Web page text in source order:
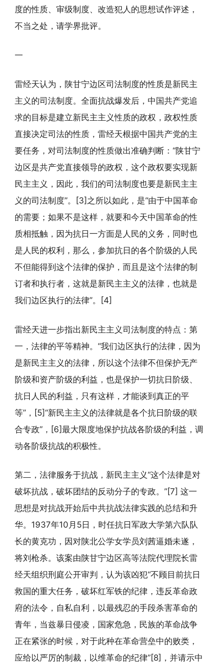
度的性质、审级制度、改造犯人的思想试作评述，
不当之处，请学界批评。
一
雷经天认为，陕甘宁边区司法制度的性质是新民主
主义的司法制度。全面抗战爆发后，中国共产党追
求的目标是建立新民主主义性质的政权，政权性质
直接决定司法的性质，雷经天根据中国共产党的主
要任务，对司法制度的性质做出准确判断：“陕甘宁
边区是共产党直接领导的政权，这个政权要实现新
民主主义，因此，我们的司法制度也要是新民主主
义的司法制度”。[3]之所以如此，是“由于中国革命
的需要；如果不是这样，就要和今天中国革命的性
质相抵触，因为抗日一方面是人民的义务，同时也
是人民的权利，那么，参加抗日的各个阶级的人民
不但能得到这个法律的保护，而且是这个法律的制
订者和执行者，这就是新民主主义的法律，也就是
我们边区执行的法律”。[4]
雷经天进一步指出新民主主义司法制度的特点：第
一，法律的平等精神。“我们边区执行的法律，因为
是新民主主义的法律，所以这个法律不但保护无产
阶级和资产阶级的利益，也是保护一切抗日阶级、
抗日人民的利益，只有这样，才能谈到真正的平
等”，[5]“新民主主义的法律就是各个抗日阶级的联
合专政”，[6]最大限度地保护抗战各阶级的利益，调
动各阶级抗战的积极性。
第二，法律服务于抗战，新民主主义“这个法律是对
破坏抗战，破坏团结的反动分子的专政。”[7] 这一
思想是对抗战开始后中共抗战法律实践的总结和升
华。1937年10月5日，时任抗日军政大学第六队队
长的黄克功，因对陕北公学女学员刘茜逼婚未遂，
将刘枪杀。该案由陕甘宁边区高等法院代理院长雷
经天组织刑庭公开审判，认为该凶犯“不顾目前抗日
救国的重大任务，破坏红军铁的纪律，违反革命政
府的法令，自私自利，以最残忍的手段杀害革命的
青年，当兹暴日侵凌，国家危急，民族的革命战争
正在紧张的时候，对于此种在革命营垒中的败类，
应给以严厉的制裁，以维革命的纪律”[8]，并请示中